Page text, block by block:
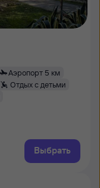
Аэропорт 5 км
Отдых с детьми
Выбрать